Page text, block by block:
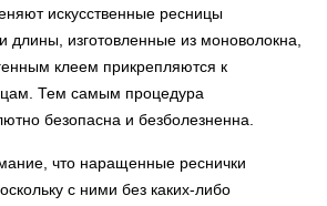
искусственные ресницы
длины, изготовленные из моноволокна,
клеем прикрепляются к
Тем самым процедура
безопасна и безболезненна.
что наращенные реснички
с ними без каких-либо